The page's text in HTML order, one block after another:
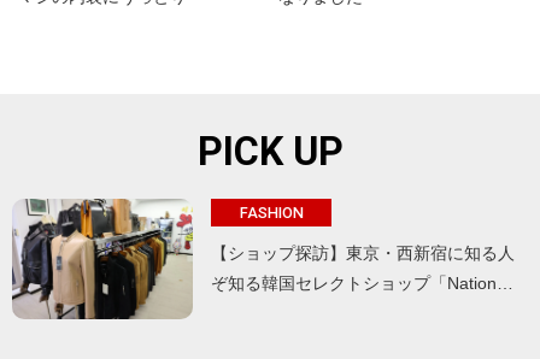
PICK UP
FASHION
【ショップ探訪】東京・西新宿に知る人
ぞ知る韓国セレクトショップ「Nation…